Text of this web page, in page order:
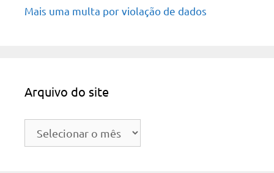
Mais uma multa por violação de dados
Arquivo do site
Arquivo